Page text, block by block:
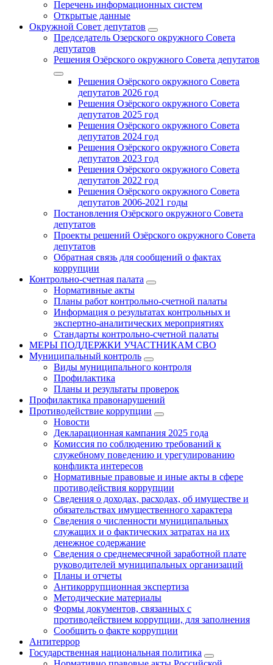
Перечень информационных систем
Открытые данные
Окружной Совет депутатов
Председатель Озерского окружного Совета
депутатов
Решения Озёрского окружного Совета депутатов
Решения Озёрского окружного Совета
депутатов 2026 год
Решения Озёрского окружного Совета
депутатов 2025 год
Решения Озёрского окружного Совета
депутатов 2024 год
Решения Озёрского окружного Совета
депутатов 2023 год
Решения Озёрского окружного Совета
депутатов 2022 год
Решения Озёрского окружного Совета
депутатов 2006-2021 годы
Постановления Озёрского окружного Совета
депутатов
Проекты решений Озёрского окружного Совета
депутатов
Обратная связь для сообщений о фактах
коррупции
Контрольно-счетная палата
Нормативные акты
Планы работ контрольно-счетной палаты
Информация о результатах контрольных и
экспертно-аналитических мероприятиях
Стандарты контрольно-счетной палаты
МЕРЫ ПОДДЕРЖКИ УЧАСТНИКАМ СВО
Муниципальный контроль
Виды муниципального контроля
Профилактика
Планы и результаты проверок
Профилактика правонарушений
Противодействие коррупции
Новости
Декларационная кампания 2025 года
Комиссия по соблюдению требований к
служебному поведению и урегулированию
конфликта интересов
Нормативные правовые и иные акты в сфере
противодействия коррупции
Сведения о доходах, расходах, об имуществе и
обязательствах имущественного характера
Сведения о численности муниципальных
служащих и о фактических затратах на их
денежное содержание
Сведения о среднемесячной заработной плате
руководителей муниципальных организаций
Планы и отчеты
Антикоррупционная экспертиза
Методические материалы
Формы документов, связанных с
противодействием коррупции, для заполнения
Сообщить о факте коррупции
Антитеррор
Государственная национальная политика